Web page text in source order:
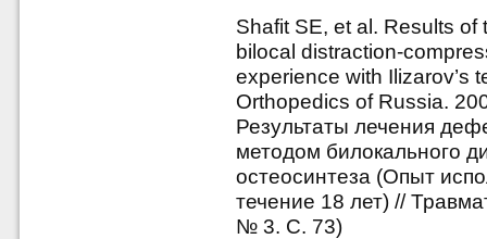
Shafit SE, et al. Results
bilocal distraction-
experience with Ilizarov’s
Orthopedics of Russia.
Результаты лечения
методом билокального
остеосинтеза (Опыт
течение 18 лет) //
№ 3. С. 73)